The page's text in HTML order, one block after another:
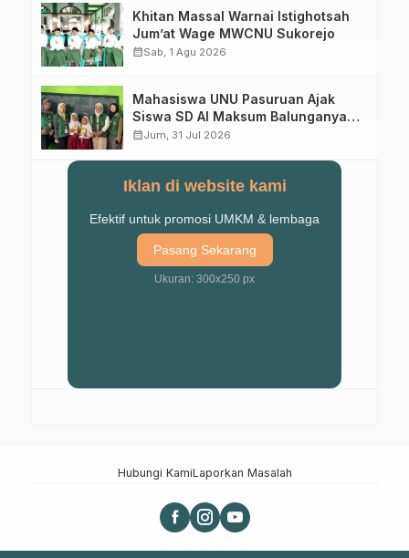
Khitan Massal Warnai Istighotsah
Jum’at Wage MWCNU Sukorejo
calendar_monthSab, 1 Agu 2026
Mahasiswa UNU Pasuruan Ajak
Siswa SD Al Maksum Balunganyar
Kuasai Penjumlahan Bersusun
calendar_monthJum, 31 Jul 2026
Iklan di website kami
Efektif untuk promosi UMKM & lembaga
Pasang Sekarang
Ukuran: 300x250 px
Hubungi KamiLaporkan Masalah